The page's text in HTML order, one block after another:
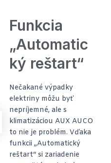
Funkcia
„Automatic
ký reštart“
Nečakané výpadky
elektriny môžu byť
nepríjemné, ale s
klimatizáciou AUX AUCO
to nie je problém. Vďaka
funkcii „Automatický
reštart“ si zariadenie